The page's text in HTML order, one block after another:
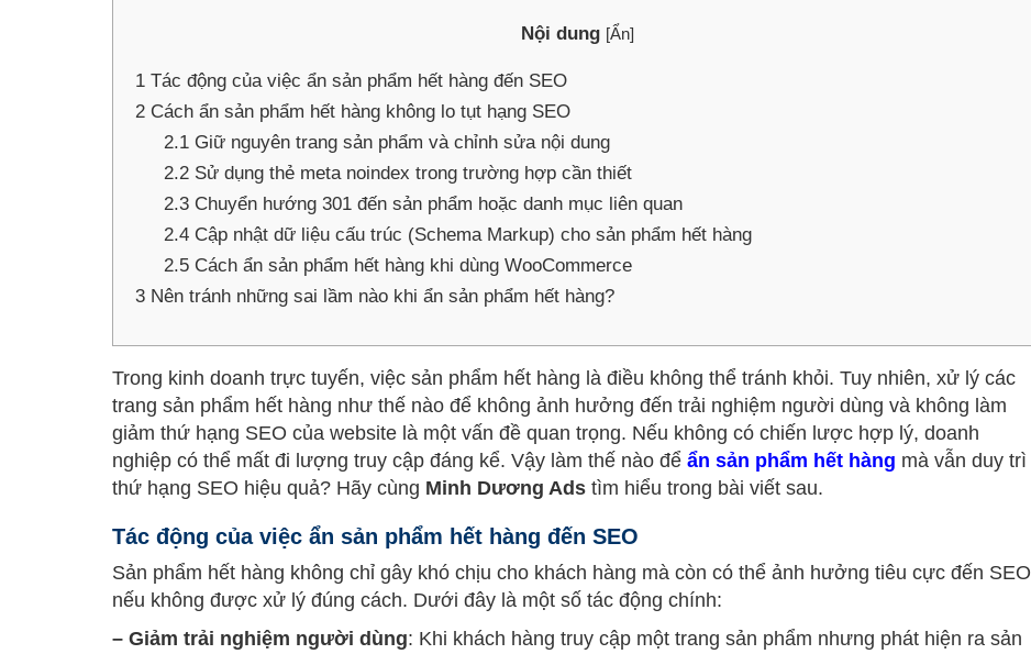
Nội dung [Ẩn]
1 Tác động của việc ẩn sản phẩm hết hàng đến SEO
2 Cách ẩn sản phẩm hết hàng không lo tụt hạng SEO
2.1Giữ nguyên trang sản phẩm và chỉnh sửa nội dung
2.2Sử dụng thẻ meta noindex trong trường hợp cần thiết
2.3Chuyển hướng 301 đến sản phẩm hoặc danh mục liên quan
2.4Cập nhật dữ liệu cấu trúc (Schema Markup) cho sản phẩm hết hàng
2.5Cách ẩn sản phẩm hết hàng khi dùng WooCommerce
3 Nên tránh những sai lầm nào khi ẩn sản phẩm hết hàng?
Trong kinh doanh trực tuyến, việc sản phẩm hết hàng là điều không thể tránh khỏi. Tuy nhiên, xử lý các
trang sản phẩm hết hàng như thế nào để không ảnh hưởng đến trải nghiệm người dùng và không làm
giảm thứ hạng SEO của website là một vấn đề quan trọng. Nếu không có chiến lược hợp lý, doanh
nghiệp có thể mất đi lượng truy cập đáng kể. Vậy làm thế nào để ẩn sản phẩm hết hàng mà vẫn duy trì
thứ hạng SEO hiệu quả? Hãy cùng Minh Dương Ads tìm hiểu trong bài viết sau.
Tác động của việc ẩn sản phẩm hết hàng đến SEO
Sản phẩm hết hàng không chỉ gây khó chịu cho khách hàng mà còn có thể ảnh hưởng tiêu cực đến SEO
nếu không được xử lý đúng cách. Dưới đây là một số tác động chính:
– Giảm trải nghiệm người dùng: Khi khách hàng truy cập một trang sản phẩm nhưng phát hiện ra sản